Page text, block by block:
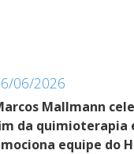
06/2026
Mallmann
da quimioterapia
equipe do